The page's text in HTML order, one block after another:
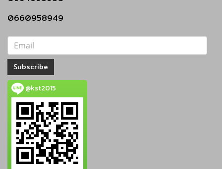
0660958949
Subscribe
@kst2015